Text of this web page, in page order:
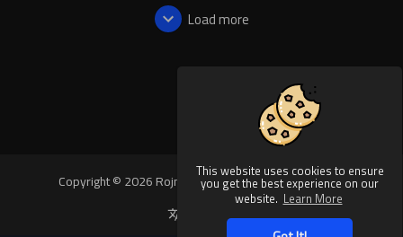
This website uses cookies to ensure
you get the best experience on our
website. Learn More
Load more
Copyright © 2026 Rojnews Video. All rights reserved.
Language